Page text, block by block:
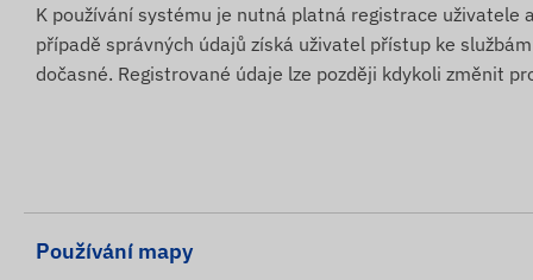
K používání systému je nutná platná registrace
případě správných údajů získá uživatel přístup ke
dočasné. Registrované údaje lze později kdykoli změnit
Používání mapy